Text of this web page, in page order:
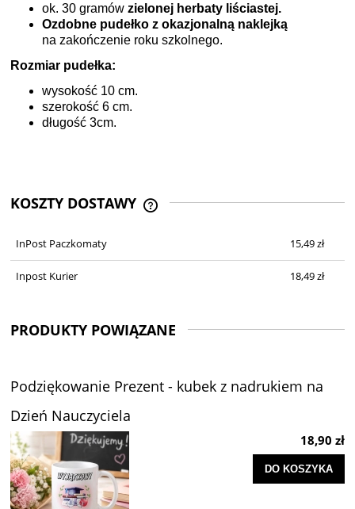
ok. 30 gramów zielonej herbaty liściastej.
Ozdobne pudełko z okazjonalną naklejką
na zakończenie roku szkolnego.
Rozmiar pudełka:
wysokość 10 cm.
szerokość 6 cm.
długość 3cm.
KOSZTY DOSTAWY
InPost Paczkomaty
15,49 zł
Inpost Kurier 18,49 zł
PRODUKTY POWIĄZANE
Podziękowanie Prezent - kubek z nadrukiem na
Dzień Nauczyciela
18,90 zł
DO KOSZYKA